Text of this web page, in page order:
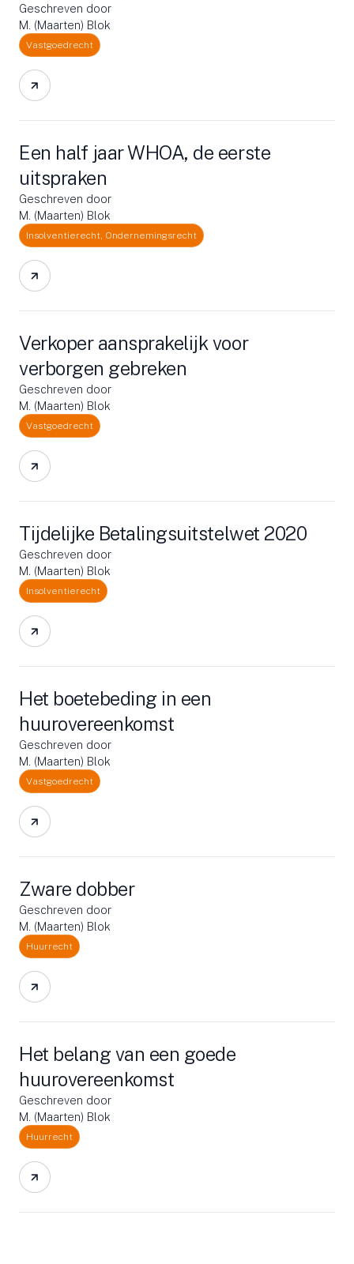
Geschreven door
M. (Maarten) Blok
Vastgoedrecht
Een half jaar WHOA, de eerste
uitspraken
Geschreven door
M. (Maarten) Blok
Insolventierecht, Ondernemingsrecht
Verkoper aansprakelijk voor
verborgen gebreken
Geschreven door
M. (Maarten) Blok
Vastgoedrecht
Tijdelijke Betalingsuitstelwet 2020
Geschreven door
M. (Maarten) Blok
Insolventierecht
Het boetebeding in een
huurovereenkomst
Geschreven door
M. (Maarten) Blok
Vastgoedrecht
Zware dobber
Geschreven door
M. (Maarten) Blok
Huurrecht
Het belang van een goede
huurovereenkomst
Geschreven door
M. (Maarten) Blok
Huurrecht